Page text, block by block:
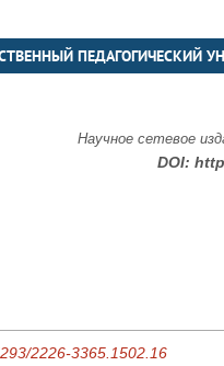
ПЕДАГОГИЧЕСКИЙ
Научное сетевое
DOI:
2226-3365.1502.16